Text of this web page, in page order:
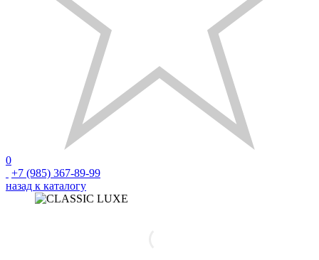
0
+7 (985) 367-89-99
назад к каталогу